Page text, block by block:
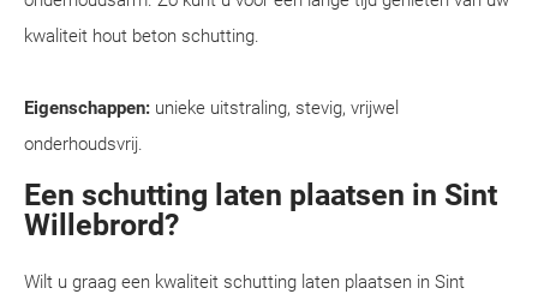
kwaliteit hout beton schutting.
Eigenschappen: unieke uitstraling, stevig, vrijwel
onderhoudsvrij.
Een schutting laten plaatsen in Sint
Willebrord?
Wilt u graag een kwaliteit schutting laten plaatsen in Sint